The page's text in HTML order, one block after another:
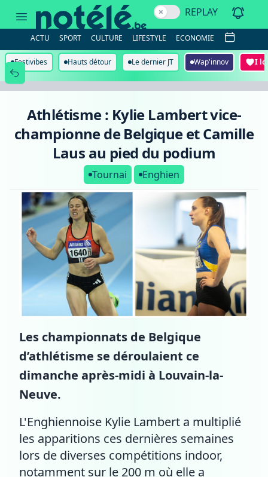
championne
de
Belgique
et
Camille
podium
REPLAY
ACTU SPORT CULTURE LIFESTYLE ECONOMIE
Festivibes Hauts détour Le dernier JT Wap'innov I
Athlétisme : Kylie Lambert vice-
championne de Belgique et Camille
Laus au pied du podium
Tournai Enghien
Les championnats de Belgique
d’athlétisme se déroulaient ce
dimanche après-midi à Louvain-la-
Neuve.
L'Enghiennoise Kylie Lambert a multiplié
les apparitions ces dernières semaines
lors de diverses compétitions indoor,
notamment sur le 200 m où elle a